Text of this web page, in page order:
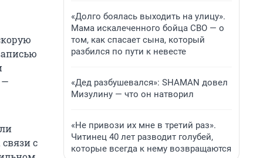
—
с
«Долго боялась выходить на улицу».
Мама искалеченного бойца СВО — о
том, как спасает сына, который
разбился по пути к невесте
«Дед разбушевался»: SHAMAN довел
Мизулину — что он натворил
«Не привози их мне в третий раз».
Читинец 40 лет разводит голубей,
которые всегда к нему возвращаются